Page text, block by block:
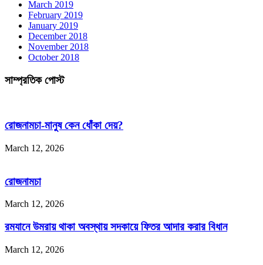
March 2019
February 2019
January 2019
December 2018
November 2018
October 2018
সাম্প্রতিক পোস্ট
রোজনামচা-মানুষ কেন ধোঁকা দেয়?
March 12, 2026
রোজনামচা
March 12, 2026
রমযানে উমরায় থাকা অবস্থায় সদকায়ে ফিতর আদার করার বিধান
March 12, 2026